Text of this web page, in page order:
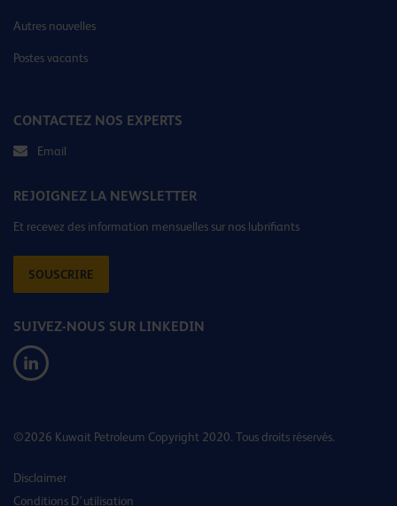
Autres nouvelles
Postes vacants
CONTACTEZ NOS EXPERTS
Email
REJOIGNEZ LA NEWSLETTER
Et recevez des information mensuelles sur nos lubrifiants
SOUSCRIRE
SUIVEZ-NOUS SUR LINKEDIN
©2026 Kuwait Petroleum Copyright 2020. Tous droits réservés.
Disclaimer
Conditions D’utilisation